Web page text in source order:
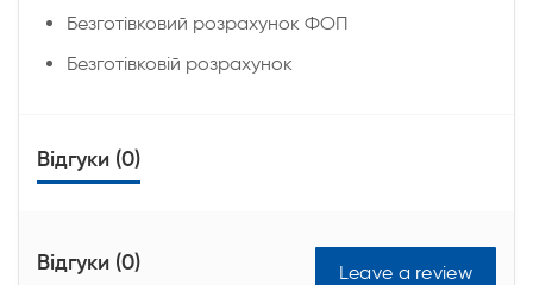
Безготівковий розрахунок ФОП
Безготівковій розрахунок
Відгуки (0)
Відгуки (0) Leave a review